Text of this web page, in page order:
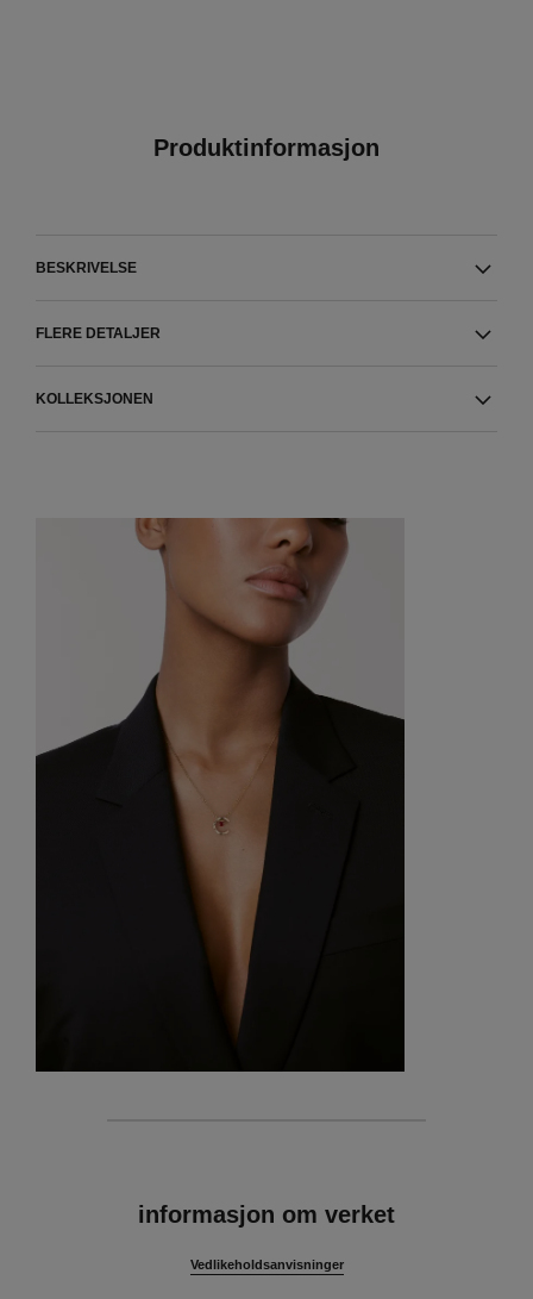
Produktinformasjon
BESKRIVELSE
FLERE DETALJER
KOLLEKSJONEN
informasjon om verket
Vedlikeholdsanvisninger